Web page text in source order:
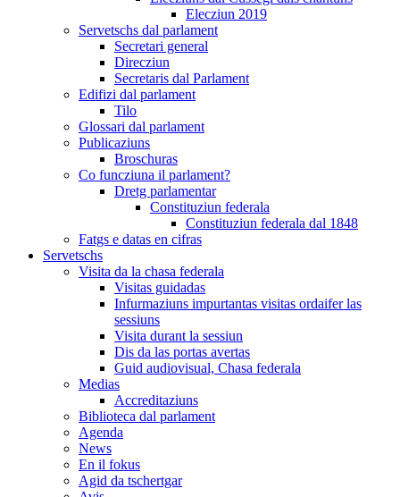
Elecziun 2019
Servetschs dal parlament
Secretari general
Direcziun
Secretaris dal Parlament
Edifizi dal parlament
Tilo
Glossari dal parlament
Publicaziuns
Broschuras
Co funcziuna il parlament?
Dretg parlamentar
Constituziun federala
Constituziun federala dal 1848
Fatgs e datas en cifras
Servetschs
Visita da la chasa federala
Visitas guidadas
Infurmaziuns impurtantas visitas ordaifer las
sessiuns
Visita durant la sessiun
Dis da las portas avertas
Guid audiovisual, Chasa federala
Medias
Accreditaziuns
Biblioteca dal parlament
Agenda
News
En il fokus
Agid da tschertgar